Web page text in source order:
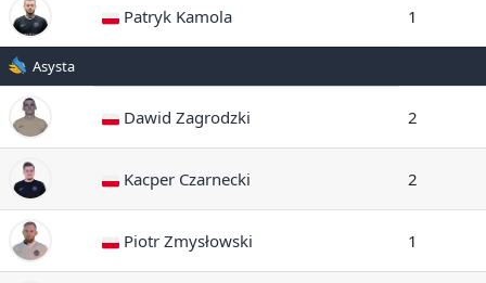
Patryk Kamola 1
Asysta
Dawid Zagrodzki 2
Kacper Czarnecki 2
Piotr Zmysłowski 1